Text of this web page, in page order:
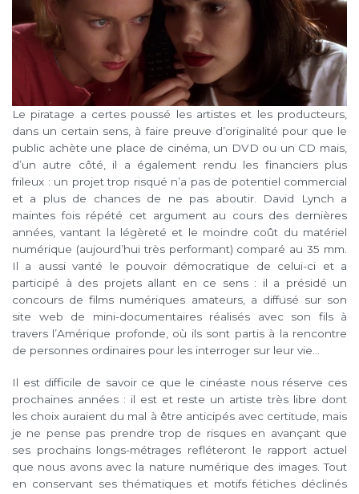
Le piratage a certes poussé les artistes et les producteurs,
dans un certain sens, à faire preuve d’originalité pour que le
public achète une place de cinéma, un DVD ou un CD mais,
d’un autre côté, il a également rendu les financiers plus
frileux : un projet trop risqué n’a pas de potentiel commercial
et a plus de chances de ne pas aboutir. David Lynch a
maintes fois répété cet argument au cours des dernières
années, vantant la légèreté et le moindre coût du matériel
numérique (aujourd’hui très performant) comparé au 35 mm.
Il a aussi vanté le pouvoir démocratique de celui-ci et a
participé à des projets allant en ce sens : il a présidé un
concours de films numériques amateurs, a diffusé sur son
site web de mini-documentaires réalisés avec son fils à
travers l’Amérique profonde, où ils sont partis à la rencontre
de personnes ordinaires pour les interroger sur leur vie…
Il est difficile de savoir ce que le cinéaste nous réserve ces
prochaines années : il est et reste un artiste très libre dont
les choix auraient du mal à être anticipés avec certitude, mais
je ne pense pas prendre trop de risques en avançant que
ses prochains longs-métrages refléteront le rapport actuel
que nous avons avec la nature numérique des images. Tout
en conservant ses thématiques et motifs fétiches déclinés